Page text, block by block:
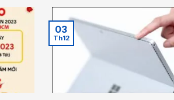
03
Th12